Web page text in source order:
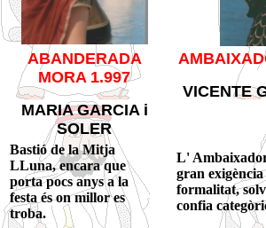
ABANDERADA
MORA 1.997
MARIA GARCIA i
SOLER
VICENTE
Bastió de la Mitja
LLuna, encara que
porta pocs anys a la
festa és on millor es
troba.
L'
gran
formalitat,
confia